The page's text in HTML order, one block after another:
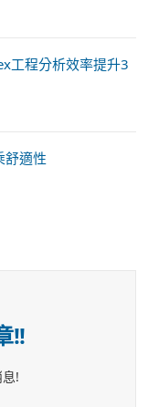
工程分析效率提升3
舒適性
!!
!